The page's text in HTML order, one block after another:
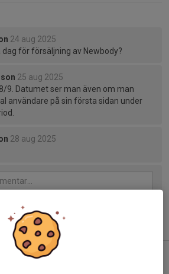
24 aug 2025
dag för försäljning av Newbody?
25 aug 2025
9. Datumet ser man även om man
användare på sin första sidan under
28 aug 2025
mot IFK Luleå vit